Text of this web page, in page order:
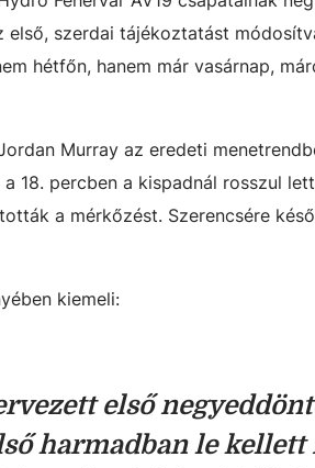
szerdai tájékoztatást
hétfőn, hanem már vasárnap,
Murray az eredeti
18. percben a kispadnál rosszul
a mérkőzést. Szerencsére
kiemeli:
első
harmadban le kellett